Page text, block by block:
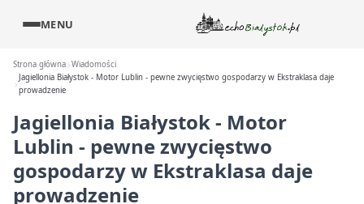
MENU
Strona główna Wiadomości
Jagiellonia Białystok - Motor Lublin - pewne zwycięstwo gospodarzy w Ekstraklasa daje
prowadzenie
Jagiellonia Białystok - Motor
Lublin - pewne zwycięstwo
gospodarzy w Ekstraklasa daje
prowadzenie